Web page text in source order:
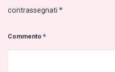
contrassegnati *
Commento*